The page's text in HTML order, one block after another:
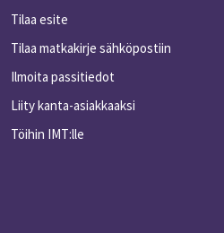
Tilaa esite
Tilaa matkakirje sähköpostiin
Ilmoita passitiedot
Liity kanta-asiakkaaksi
Töihin IMT:lle